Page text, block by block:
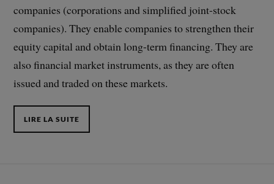
companies (corporations and simplified joint-stock
companies). They enable companies to strengthen their
equity capital and obtain long-term financing. They are
also financial market instruments, as they are often
issued and traded on these markets.
LIRE LA SUITE